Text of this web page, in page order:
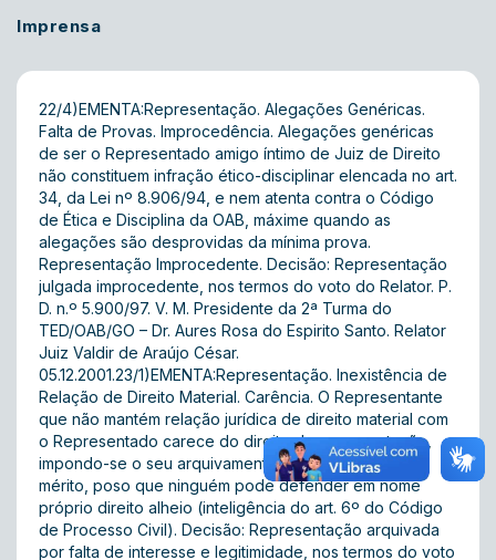
Imprensa
22/4)EMENTA:Representação. Alegações Genéricas.
Falta de Provas. Improcedência. Alegações genéricas
de ser o Representado amigo íntimo de Juiz de Direito
não constituem infração ético-disciplinar elencada no art.
34, da Lei nº 8.906/94, e nem atenta contra o Código
de Ética e Disciplina da OAB, máxime quando as
alegações são desprovidas da mínima prova.
Representação Improcedente. Decisão: Representação
julgada improcedente, nos termos do voto do Relator. P.
D. n.º 5.900/97. V. M. Presidente da 2ª Turma do
TED/OAB/GO – Dr. Aures Rosa do Espirito Santo. Relator
Juiz Valdir de Araújo César.
05.12.2001.23/1)EMENTA:Representação. Inexistência de
Relação de Direito Material. Carência. O Representante
que não mantém relação jurídica de direito material com
o Representado carece do direito de representação,
impondo-se o seu arquivamento sem apreciação do
mérito, poso que ninguém pode defender em nome
próprio direito alheio (inteligência do art. 6º do Código
de Processo Civil). Decisão: Representação arquivada
por falta de interesse e legitimidade, nos termos do voto